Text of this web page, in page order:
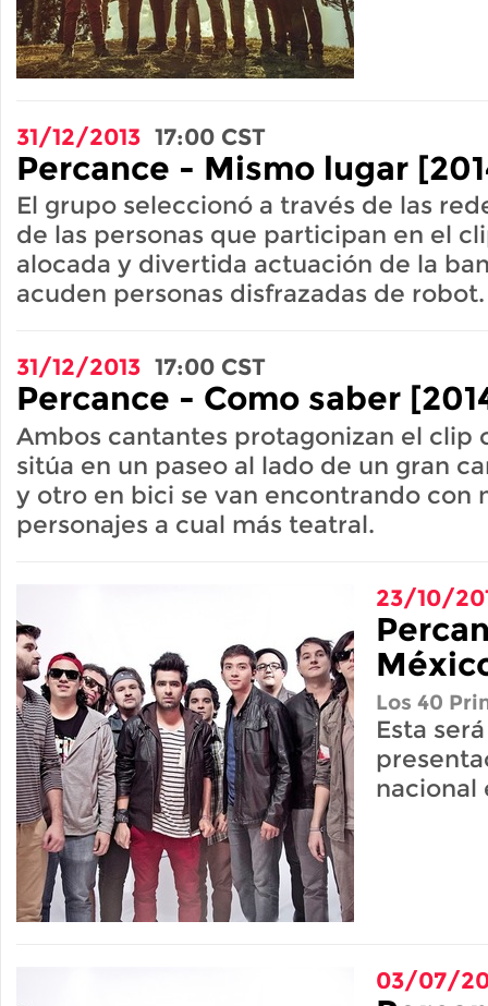
31/12/2013 17:00 CST
Percance - Mismo lugar
El grupo seleccionó a través de las
de las personas que participan en el
alocada y divertida actuación de la
acuden personas disfrazadas de robot.
31/12/2013 17:00 CST
Percance - Como saber
Ambos cantantes protagonizan el clip
sitúa en un paseo al lado de un gran
y otro en bici se van encontrando con
personajes a cual más teatral.
23/10/
Los 40
Esta
nacional
03/07/